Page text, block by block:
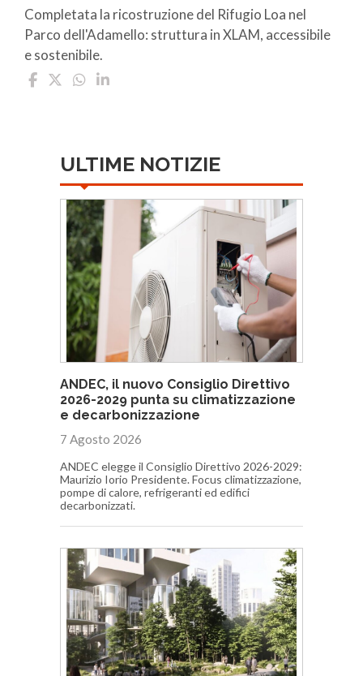
Completata la ricostruzione del Rifugio Loa nel
Parco dell'Adamello: struttura in XLAM, accessibile
e sostenibile.
ULTIME NOTIZIE
ANDEC, il nuovo Consiglio Direttivo
2026-2029 punta su climatizzazione
e decarbonizzazione
7 Agosto 2026
ANDEC elegge il Consiglio Direttivo 2026-2029:
Maurizio Iorio Presidente. Focus climatizzazione,
pompe di calore, refrigeranti ed edifici
decarbonizzati.